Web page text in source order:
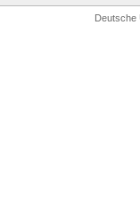
Deutsche